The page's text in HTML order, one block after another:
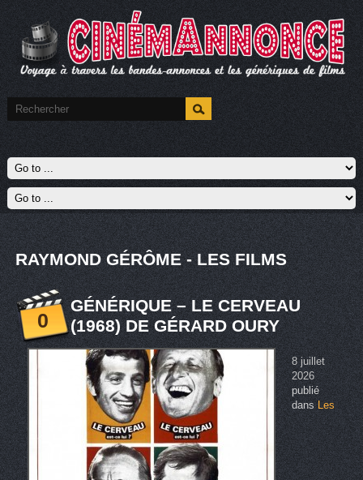
RAYMOND GÉRÔME - LES FILMS
0
GÉNÉRIQUE – LE CERVEAU
(1968) DE GÉRARD OURY
8 juillet
2026
publié
dansLes